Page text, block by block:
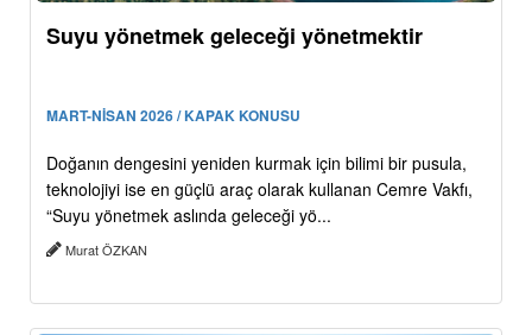
Suyu yönetmek geleceği yönetmektir
MART-NİSAN 2026 / KAPAK KONUSU
Doğanın dengesini yeniden kurmak için bilimi bir pusula,
teknolojiyi ise en güçlü araç olarak kullanan Cemre Vakfı,
“Suyu yönetmek aslında geleceği yö...
Murat ÖZKAN